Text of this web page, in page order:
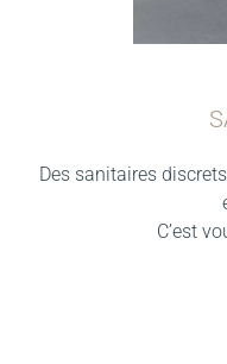
Des sanitaires
C’est